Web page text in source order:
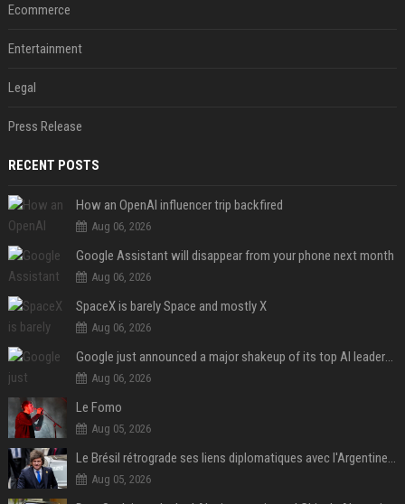
Ecommerce
Entertainment
Legal
Press Release
RECENT POSTS
How an OpenAI influencer trip backfired
Aug 06, 2026
Google Assistant will disappear from your phone next month
Aug 06, 2026
SpaceX is barely Space and mostly X
Aug 06, 2026
Google just announced a major shakeup of its top AI leadership
Aug 06, 2026
Le Fomo
Aug 05, 2026
Le Brésil rétrograde ses liens diplomatiques avec l'Argentine source
Aug 05, 2026